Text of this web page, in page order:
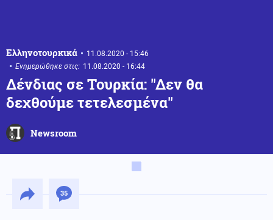
Ελληνοτουρκικά
11.08.2020 - 15:46
Ενημερώθηκε στις: 11.08.2020 - 16:44
Δένδιας σε Τουρκία: ''Δεν θα
δεχθούμε τετελεσμένα''
Newsroom
35